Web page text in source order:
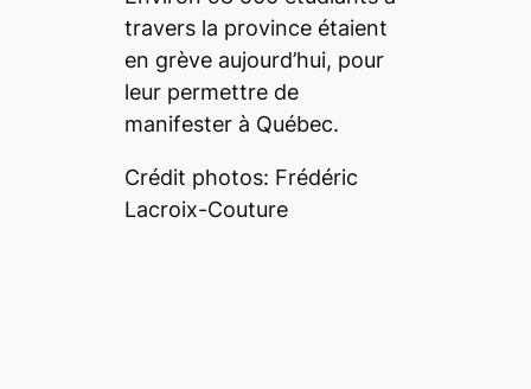
travers la province étaient
en grève aujourd’hui, pour
leur permettre de
manifester à Québec.
Crédit photos: Frédéric
Lacroix-Couture